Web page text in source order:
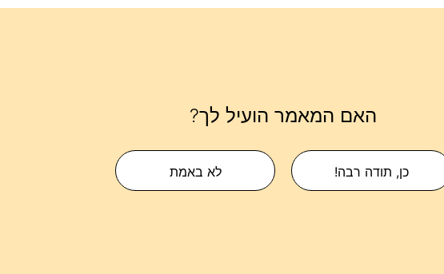
האם המאמר הועיל לך?
כן, תודה רבה! לא באמת